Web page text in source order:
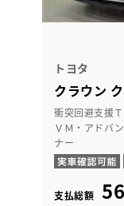
トヨタ
クラウン
衝突回避支援
ＶＭ・アドバ
ナー
支払総額